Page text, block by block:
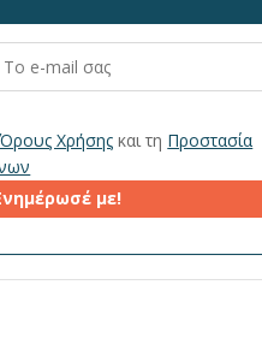
Όρους Χρήσης και τη Προστασία
με!